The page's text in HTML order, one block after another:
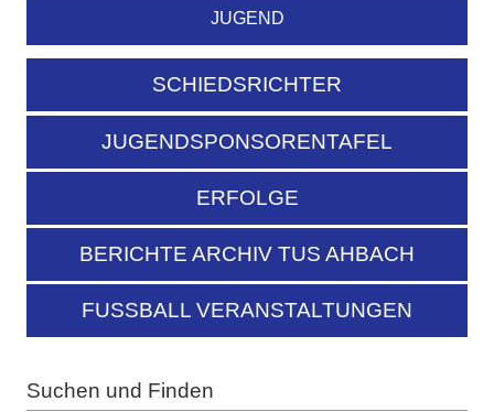
JUGEND
SCHIEDSRICHTER
JUGENDSPONSORENTAFEL
ERFOLGE
BERICHTE ARCHIV TUS AHBACH
FUSSBALL VERANSTALTUNGEN
Suchen und Finden